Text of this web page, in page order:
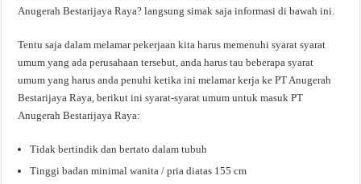
Anugerah Bestarijaya Raya? langsung simak saja informasi di bawah ini.
Tentu saja dalam melamar pekerjaan kita harus memenuhi syarat syarat
umum yang ada perusahaan tersebut, anda harus tau beberapa syarat
umum yang harus anda penuhi ketika ini melamar kerja ke PT Anugerah
Bestarijaya Raya, berikut ini syarat-syarat umum untuk masuk PT
Anugerah Bestarijaya Raya:
Tidak bertindik dan bertato dalam tubuh
Tinggi badan minimal wanita / pria diatas 155 cm